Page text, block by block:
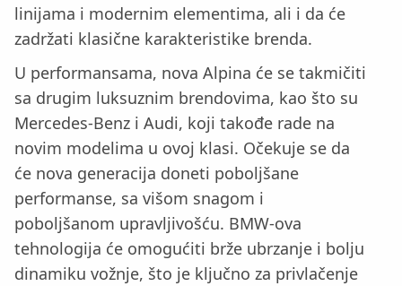
linijama i modernim elementima, ali i da će
zadržati klasične karakteristike brenda.
U performansama, nova Alpina će se takmičiti
sa drugim luksuznim brendovima, kao što su
Mercedes-Benz i Audi, koji takođe rade na
novim modelima u ovoj klasi. Očekuje se da
će nova generacija doneti poboljšane
performanse, sa višom snagom i
poboljšanom upravljivošću. BMW-ova
tehnologija će omogućiti brže ubrzanje i bolju
dinamiku vožnje, što je ključno za privlačenje